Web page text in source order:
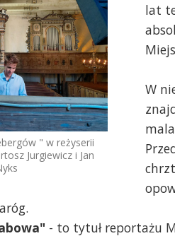
" w reżyserii
Jurgiewicz i Jan
lat
W
- to tytuł reportażu